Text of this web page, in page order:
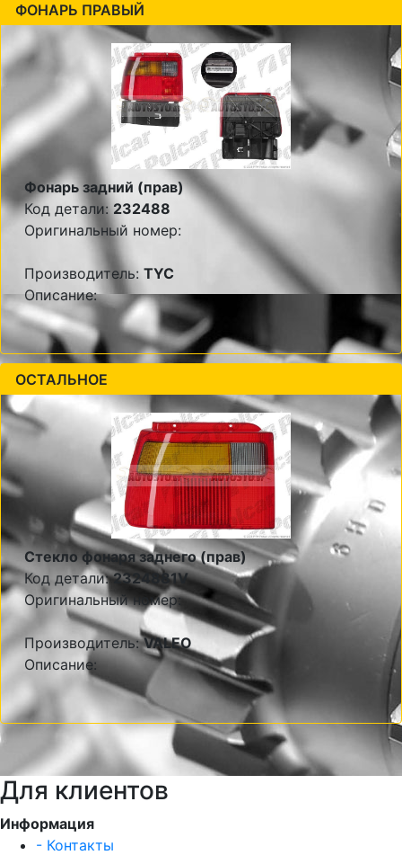
ФОНАРЬ ПРАВЫЙ
Фонарь задний (прав)
Код детали: 232488
Оригинальный номер:
Производитель: TYC
Описание:
ОСТАЛЬНОЕ
Стекло фонаря заднего (прав)
Код детали:2324881V
Оригинальный номер:
Производитель:VALEO
Описание:
Для клиентов
Информация
- Контакты